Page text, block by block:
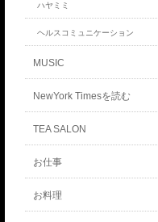
ハヤミミ
ヘルスコミュニケーション
MUSIC
NewYork Timesを読む
TEA SALON
お仕事
お料理